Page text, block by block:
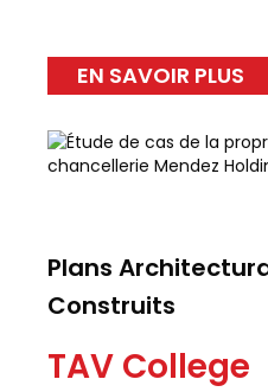
EN SAVOIR PLUS
Plans
Construits
TAV College